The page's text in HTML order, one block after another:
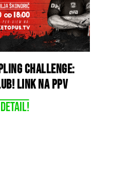
CHALLENGE:
link na PPV
detail!